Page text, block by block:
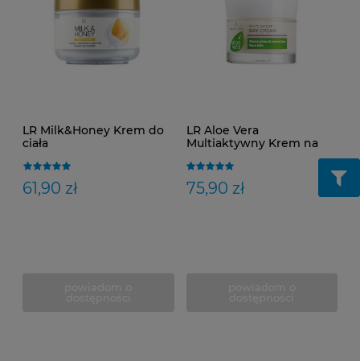
LR Milk&Honey Krem do
ciała
61,90 zł
LR Aloe Vera
Multiaktywny Krem na
75,90 zł